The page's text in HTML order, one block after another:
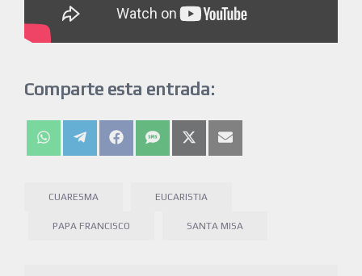
Comparte esta entrada:
CUARESMA EUCARISTIA
PAPA FRANCISCO SANTA MISA